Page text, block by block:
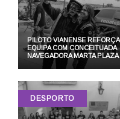
PILOTO VIANENSE REFORÇA
EQUIPA COM CONCEITUADA
NAVEGADORA MARTA PLAZA
DESPORTO